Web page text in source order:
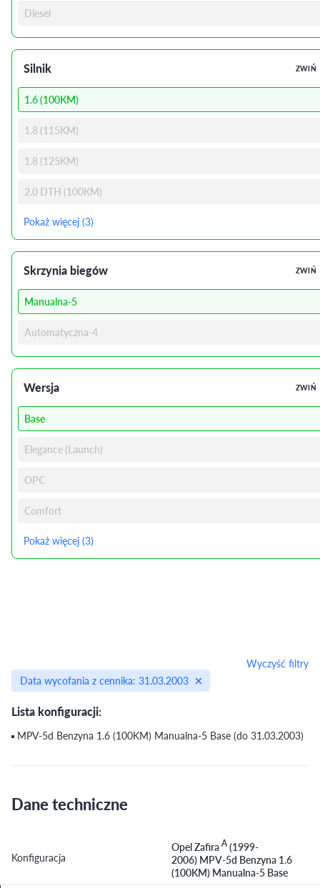
Diesel
Silnik ZWIŃ
1.6 (100KM)
1.8 (115KM)
1.8 (125KM)
2.0 DTH (100KM)
Pokaż więcej (3)
Skrzynia biegów ZWIŃ
Manualna-5
Automatyczna-4
Wersja ZWIŃ
Base
Elegance (Launch)
OPC
Comfort
Pokaż więcej (3)
Wyczyść filtry
Data wycofania z cennika: 31.03.2003
Lista konfiguracji:
MPV-5d Benzyna 1.6 (100KM) Manualna-5 Base (do 31.03.2003)
Dane techniczne
Konfiguracja
Opel ZafiraA(1999-
2006) MPV-5d Benzyna 1.6
(100KM) Manualna-5 Base